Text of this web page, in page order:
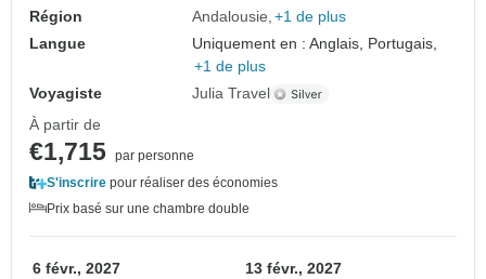
Région
Andalousie +1 de plus
Langue
Uniquement en : Anglais, Portugais,
+1 de plus
Voyagiste
Julia Travel
À partir de
€1,715 par personne
S'inscrire pour réaliser des économies
Prix basé sur une chambre double
6 févr., 2027 13 févr., 2027